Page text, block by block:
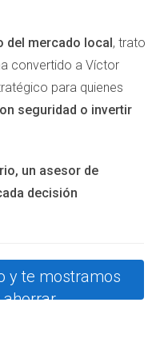
una tarifa con
consejos
Conoce bien cuáles
tu proveedor
Considera invertir en
permitan programar el
del mercado local, trato
convertido a Víctor
para quienes
seguridad o invertir
un asesor de
decisión
y te mostramos